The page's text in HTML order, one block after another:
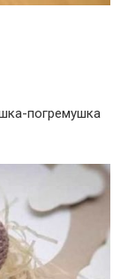
погремушка